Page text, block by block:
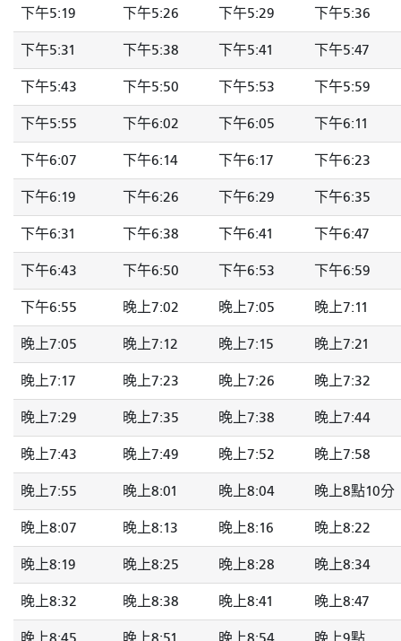
下午5:19 下午5:26 下午5:29 下午5:36
下午5:31 下午5:38 下午5:41 下午5:47
下午5:43 下午5:50 下午5:53 下午5:59
下午5:55 下午6:02 下午6:05 下午6:11
下午6:07 下午6:14 下午6:17 下午6:23
下午6:19 下午6:26 下午6:29 下午6:35
下午6:31 下午6:38 下午6:41 下午6:47
下午6:43 下午6:50 下午6:53 下午6:59
下午6:55 晚上7:02 晚上7:05 晚上7:11
晚上7:05 晚上7:12 晚上7:15 晚上7:21
晚上7:17 晚上7:23 晚上7:26 晚上7:32
晚上7:29 晚上7:35 晚上7:38 晚上7:44
晚上7:43 晚上7:49 晚上7:52 晚上7:58
晚上7:55 晚上8:01 晚上8:04 晚上8點10分
晚上8:07 晚上8:13 晚上8:16 晚上8:22
晚上8:19 晚上8:25 晚上8:28 晚上8:34
晚上8:32 晚上8:38 晚上8:41 晚上8:47